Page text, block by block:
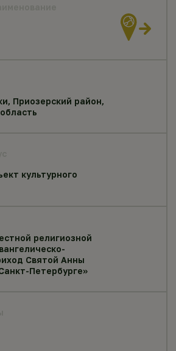
Приозерский район,
культурного
религиозной
Святой Анны
Петербурге»